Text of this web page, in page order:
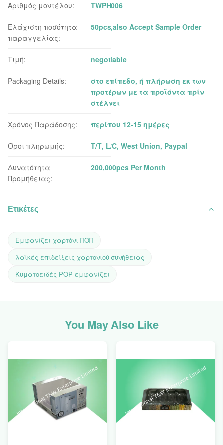
Αριθμός μοντέλου: TWPH006
Ελάχιστη ποσότητα
παραγγελίας:
50pcs,also Accept Sample Order
Τιμή: negotiable
Packaging Details:
στο επίπεδο, ή πλήρωση εκ των
προτέρων με τα προϊόντα πρίν
στέλνει
Χρόνος Παράδοσης: περίπου 12-15 ημέρες
Όροι πληρωμής: Τ/Τ, L/C, West Union, Paypal
Δυνατότητα
Προμήθειας:
200,000pcs Per Month
Ετικέτες
Εμφανίζει χαρτόνι ΠΟΠ
λαϊκές επιδείξεις χαρτονιού συνήθειας
Κυματοειδές POP εμφανίζει
You May Also Like